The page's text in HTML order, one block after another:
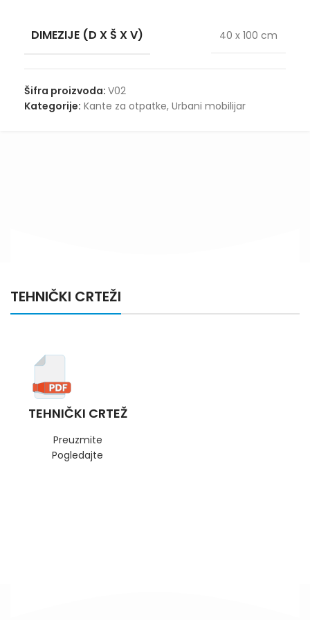
DIMEZIJE (D X Š X V) 40 x 100 cm
Šifra proizvoda: V02
Kategorije: Kante za otpatke, Urbani mobilijar
TEHNIČKI CRTEŽI
TEHNIČKI CRTEŽ
Preuzmite
Pogledajte